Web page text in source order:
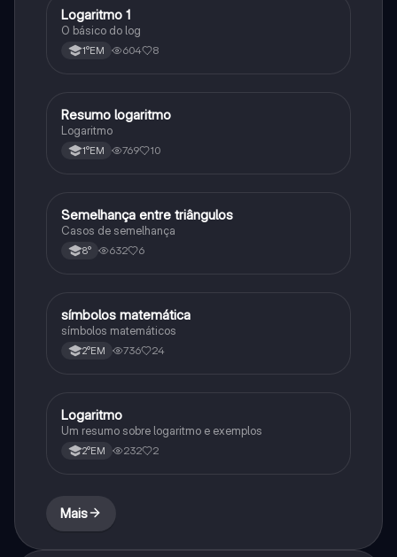
Matematica
Logaritmo 1
O básico do log
1°EM 604 8
Matematica
Resumo logaritmo
Logaritmo
1°EM 769 10
Matematica
Semelhança entre triângulos
Casos de semelhança
8° 632 6
Matematica
símbolos matemática
símbolos matemáticos
2°EM 736 24
Matematica
Logaritmo
Um resumo sobre logaritmo e exemplos
2°EM 232 2
Mais